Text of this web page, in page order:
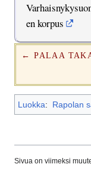
en korpus
← PALAA
Luokka: Rapolan
Sivua on viimeksi